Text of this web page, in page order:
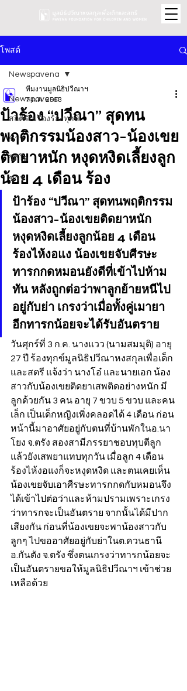
โพสต์
Newspavena
สถิติรับเรื่องร้องทุกข์
ข่าว
วิดีโอ
ข่าว
Newspavena
ป้าร้อง “ปวีณา” สุดทน
พฤติกรรมน้องสาว-น้องเขย
ติดยาหนัก หงุดหงิดเลี้ยงลูก
น้อย 4 เดือน ร้อง
ทีมงานมูลนิธิปวีณาฯ
7 ก.ค. 2563
ป้าร้อง “ปวีณา” สุดทนพฤติกรรม
น้องสาว-น้องเขยติดยาหนัก
หงุดหงิดเลี้ยงลูกน้อย 4 เดือน
ร้องไห้งอแง น้องเขยจับศีรษะ
ทารกกดหมอนยังดีที่เข้าไปห้าม
ทัน หลังถูกต่อว่าพาลูกย้ายหนีไป
อยู่กับย่า เกรงว่าเมื่อทั้งคู่เมายา
อีกทารกน้อยจะได้รับอันตราย
วันศุกร์ที่ 3 ก.ค. นางแวว (นามสมมุติ) อายุ
27 ปี ร้องทุกข์มูลนิธิปวีณาหงสกุลเพื่อเด็ก
และสตรี แจ้งว่า นางโอ๋ และนายเอก น้อง
สาวกับน้องเขยติดยาเสพติดอย่างหนัก มี
ลูกด้วยกัน 3 คน อายุ 7 ขวบ 5 ขวบ และคน
เล็ก เป็นเด็กหญิงเพิ่งคลอดได้ 4 เดือน ก่อน
หน้านี้มาอาศัยอยู่กับตนที่บ้านพักในอ.นา
โยง จ.ตรัง สองสามีภรรยาชอบทุบตีลูก
แล้วยังเสพยาแทบทุกวัน เมื่อลูก 4 เดือน
ร้องไห้งอแงก็จะหงุดหงิด และตนเคยเห็น
น้องเขยจับเอาศีรษะทารกกดกับหมอนจึง
ได้เข้าไปต่อว่าและห้ามปรามเพราะเกรง
ว่าทารกจะเป็นอันตราย จากนั้นได้มีปาก
เสียงกัน ก่อนที่น้องเขยจะพาน้องสาวกับ
ลูกๆ ไปขออาศัยอยู่กับย่าในต.ควนธานี
อ.กันตัง จ.ตรัง ซึ่งตนเกรงว่าทารกน้อยจะ
เป็นอันตรายขอให้มูลนิธิปวีณาฯ เข้าช่วย
เหลือด้วย